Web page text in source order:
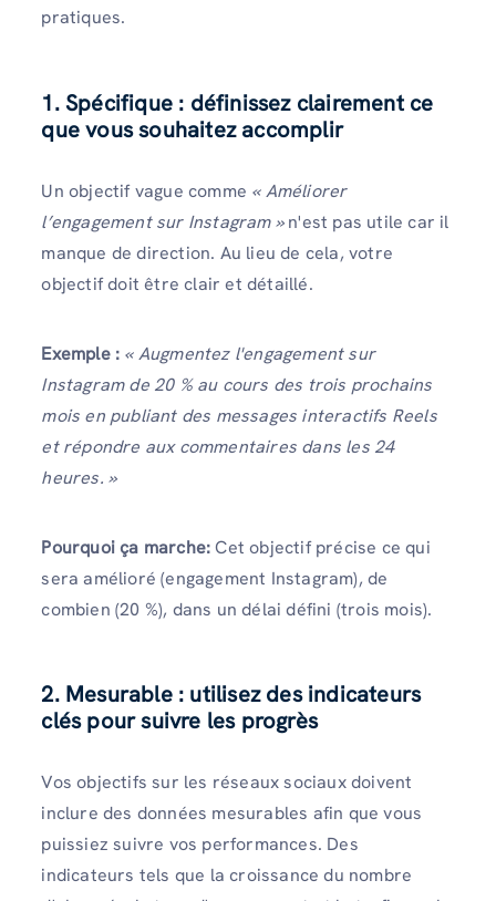
pratiques.
1. Spécifique : définissez clairement ce
que vous souhaitez accomplir
Un objectif vague comme « Améliorer
l’engagement sur Instagram »n'est pas utile car il
manque de direction. Au lieu de cela, votre
objectif doit être clair et détaillé.
Exemple : « Augmentez l'engagement sur
Instagram de 20 % au cours des trois prochains
mois en publiant des messages interactifs Reels
et répondre aux commentaires dans les 24
heures. »
Pourquoi ça marche:Cet objectif précise ce qui
sera amélioré (engagement Instagram), de
combien (20 %), dans un délai défini (trois mois).
2. Mesurable : utilisez des indicateurs
clés pour suivre les progrès
Vos objectifs sur les réseaux sociaux doivent
inclure des données mesurables afin que vous
puissiez suivre vos performances. Des
indicateurs tels que la croissance du nombre